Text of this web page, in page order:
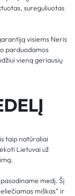
sureguliuotas
visiems Neris
parduodamos
vieną geriausių
taip natūraliai
Lietuvai už
medį. Šį
miškas” ir